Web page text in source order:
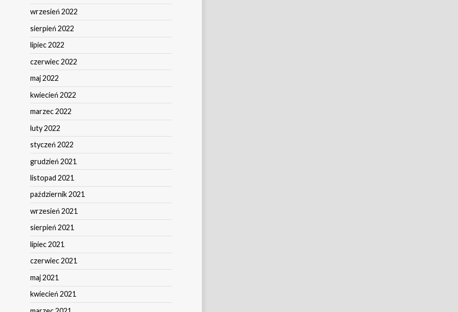
wrzesień 2022
sierpień 2022
lipiec 2022
czerwiec 2022
maj 2022
kwiecień 2022
marzec 2022
luty 2022
styczeń 2022
grudzień 2021
listopad 2021
październik 2021
wrzesień 2021
sierpień 2021
lipiec 2021
czerwiec 2021
maj 2021
kwiecień 2021